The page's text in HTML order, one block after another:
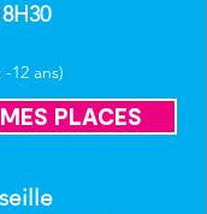
12 ans)
PLACES